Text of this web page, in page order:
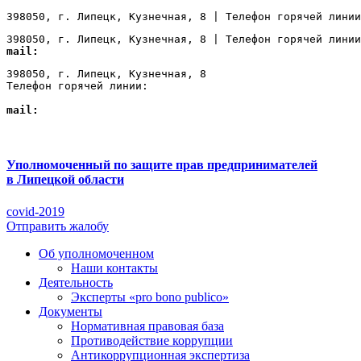
398050, г. Липецк, Кузнечная, 8 | Телефон горячей
398050, г. Липецк, Кузнечная, 8 | Телефон горячей
mail:
398050, г. Липецк, Кузнечная, 8
Телефон горячей линии:
mail:
Уполномоченный по защите прав предпринимателей
в Липецкой области
covid-2019
Отправить жалобу
Об уполномоченном
Наши контакты
Деятельность
Эксперты «pro bono publico»
Документы
Нормативная правовая база
Противодействие коррупции
Антикоррупционная экспертиза